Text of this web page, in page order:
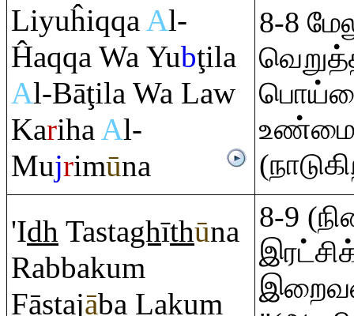
LiyuĥiqqaAl-
Ĥaqqa Wa Yubţila
Al-Bāţila Wa Law
KarihaAl-
Mujrimūna
8-8
'Idh Tastaghīthūna
Rabbakum
Fāstajāba Lakum
8-9